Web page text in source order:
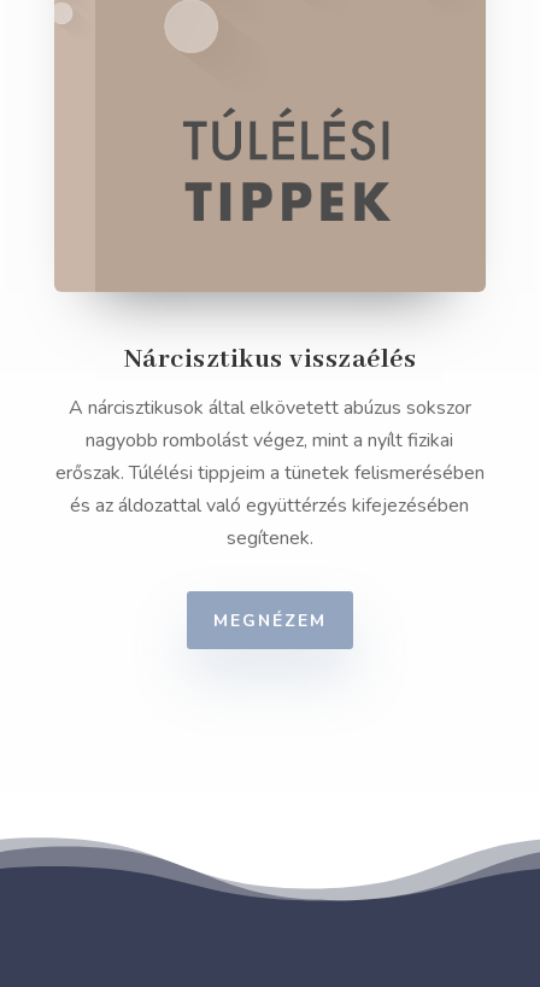
Nárcisztikus visszaélés
A nárcisztikusok által elkövetett abúzus sokszor
nagyobb rombolást végez, mint a nyílt fizikai
erőszak. Túlélési tippjeim a tünetek felismerésében
és az áldozattal való együttérzés kifejezésében
segítenek.
MEGNÉZEM